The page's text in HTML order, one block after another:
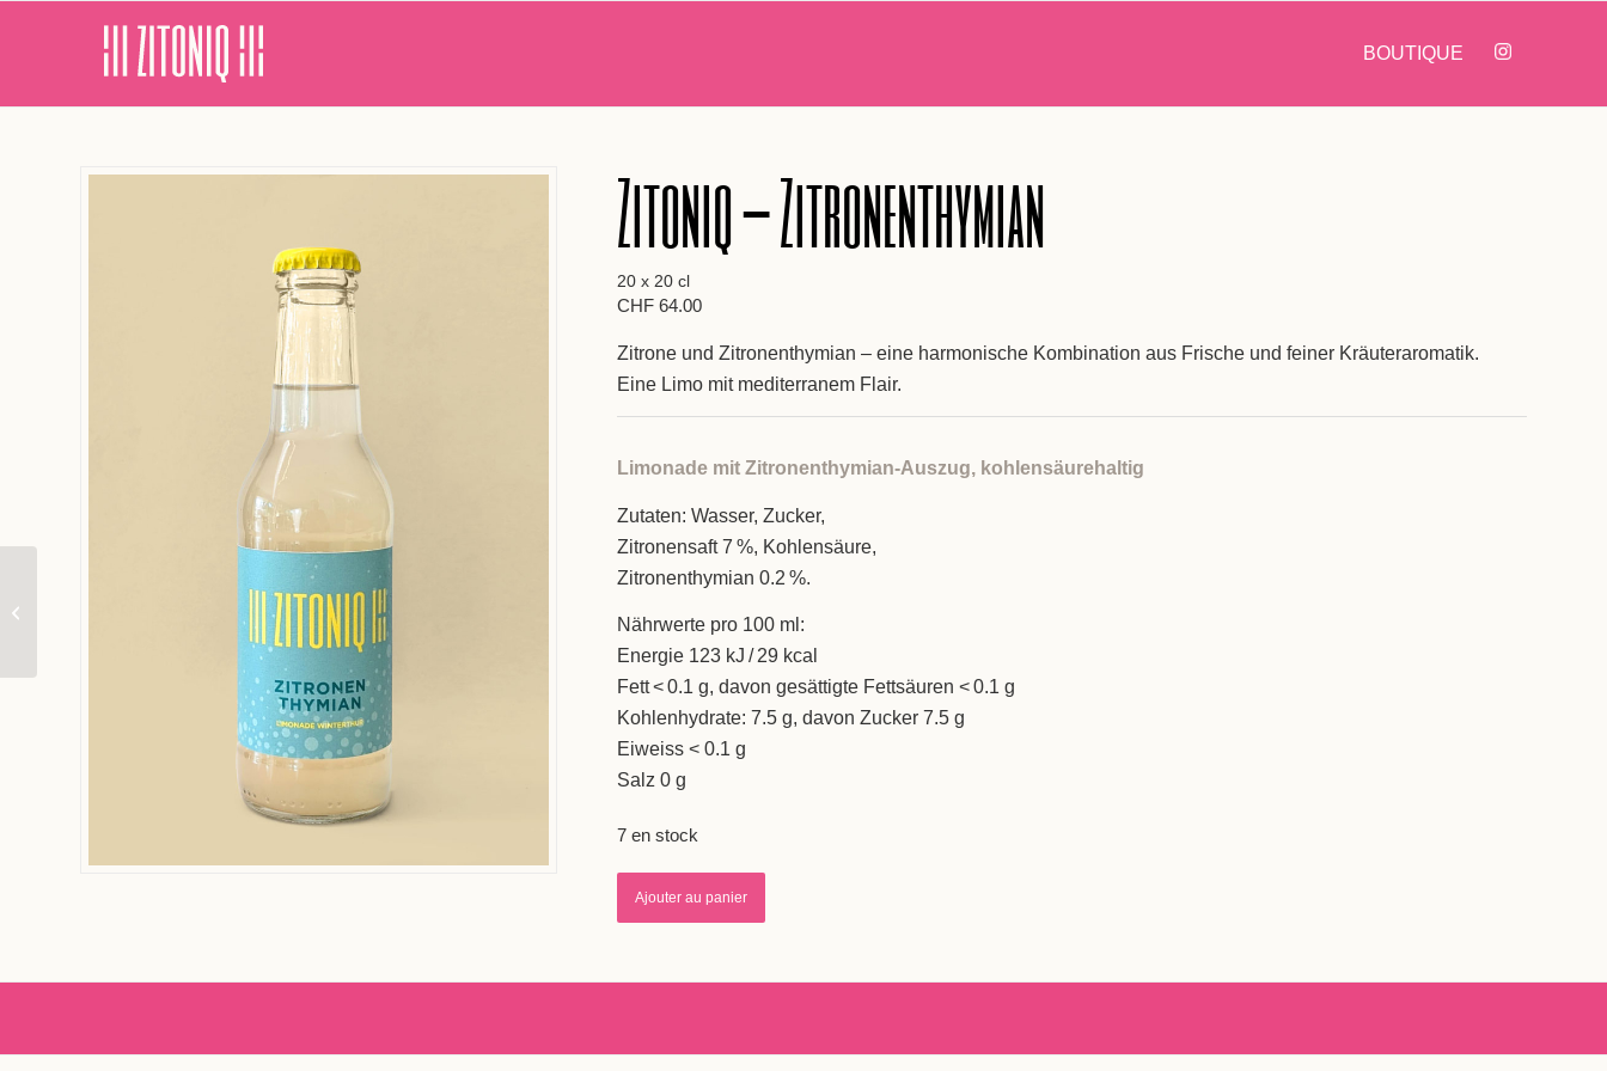
BOUTIQUE
Zitoniq – Zitronenthymian
20 x 20 cl
CHF 64.00
Zitrone und Zitronenthymian – eine harmonische Kombination aus Frische und feiner Kräuteraromatik.
Eine Limo mit mediterranem Flair.
Limonade mit Zitronenthymian-Auszug, kohlensäurehaltig
Zutaten: Wasser, Zucker,
Zitronensaft 7 %, Kohlensäure,
Zitronenthymian 0.2 %.
Nährwerte pro 100 ml:
Energie 123 kJ / 29 kcal
Fett < 0.1 g, davon gesättigte Fettsäuren < 0.1 g
Kohlenhydrate: 7.5 g, davon Zucker 7.5 g
Eiweiss < 0.1 g
Salz 0 g
7 en stock
Ajouter au panier